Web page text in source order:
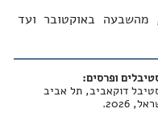
מהשבעה באוקטובר ועד
ופרסים:
דוקאביב, תל אביב
2026.